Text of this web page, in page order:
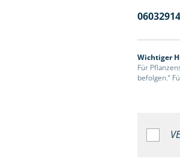
06032914
Wichtiger
Für
befolgen.“